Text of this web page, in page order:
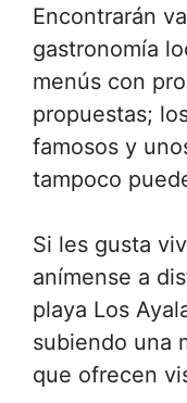
Encontrarán
gastronomía
menús con
propuestas;
famosos y
tampoco
Si les gusta
anímense a
playa Los
subiendo una
que ofrecen